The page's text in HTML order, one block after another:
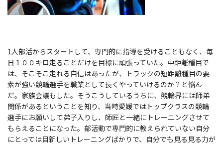
1人部活からスタートして、専門的に指導を受けることもなく、毎
日１００キロ走ることだけを目標に頑張っていた。中距離種目で
は、そこそこ走れる自信はあったが、トラックの短距離種目の要
素が強い競輪選手を職業として長くやっていけるのか？と悩ん
だ。家族会議もした。そうこうしているうちに、競輪界には師弟
関係があるということを知り、当時愛媛ではトップクラスの競輪
選手にお願いして弟子入りし、師匠と一緒にトレーニングさせて
もらえることになった。部活動で専門的に教えられていない自分
にとっては目新しいトレーニングばかりで、自分でも見る見る力が